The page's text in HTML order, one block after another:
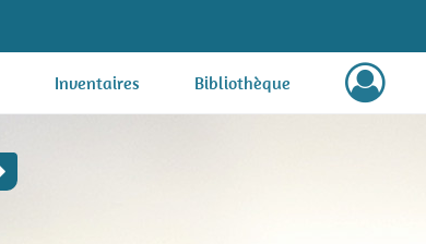
Inventaires Bibliothèque